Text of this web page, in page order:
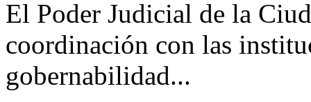
El Poder Judicial de la
coordinación con las
gobernabilidad...